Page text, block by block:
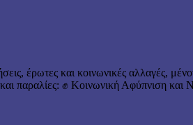
έρωτες και κοινωνικές αλλαγές,
παραλίες: ✊ Κοινωνική Αφύπνιση